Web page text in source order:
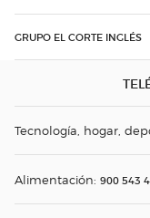
GRUPO EL CORTE INGLÉS
Tecnología, hogar,
Alimentación: 900 543